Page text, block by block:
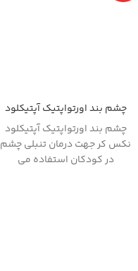
چشم بند اورتواپتیک آپتيكلود
چشم بند اورتواپتیک آپتیکلود
نکس کر جهت درمان تنبلی چشم
در کودکان استفاده می